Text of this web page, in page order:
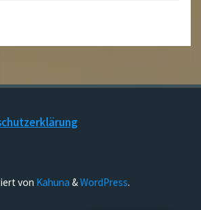
von Kahuna &WordPress.